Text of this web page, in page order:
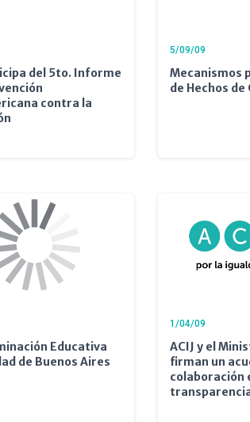
del 5to. Informe
contra la
5/09/09
Mecanismos
de Hechos
Educativa
de Buenos Aires
1/04/09
ACIJ y el
firman un
colaboración